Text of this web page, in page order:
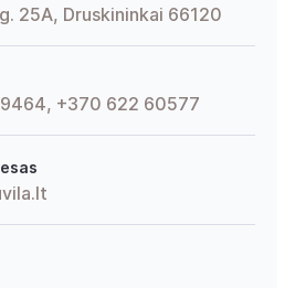
25A, Druskininkai 66120
+370 622 60577